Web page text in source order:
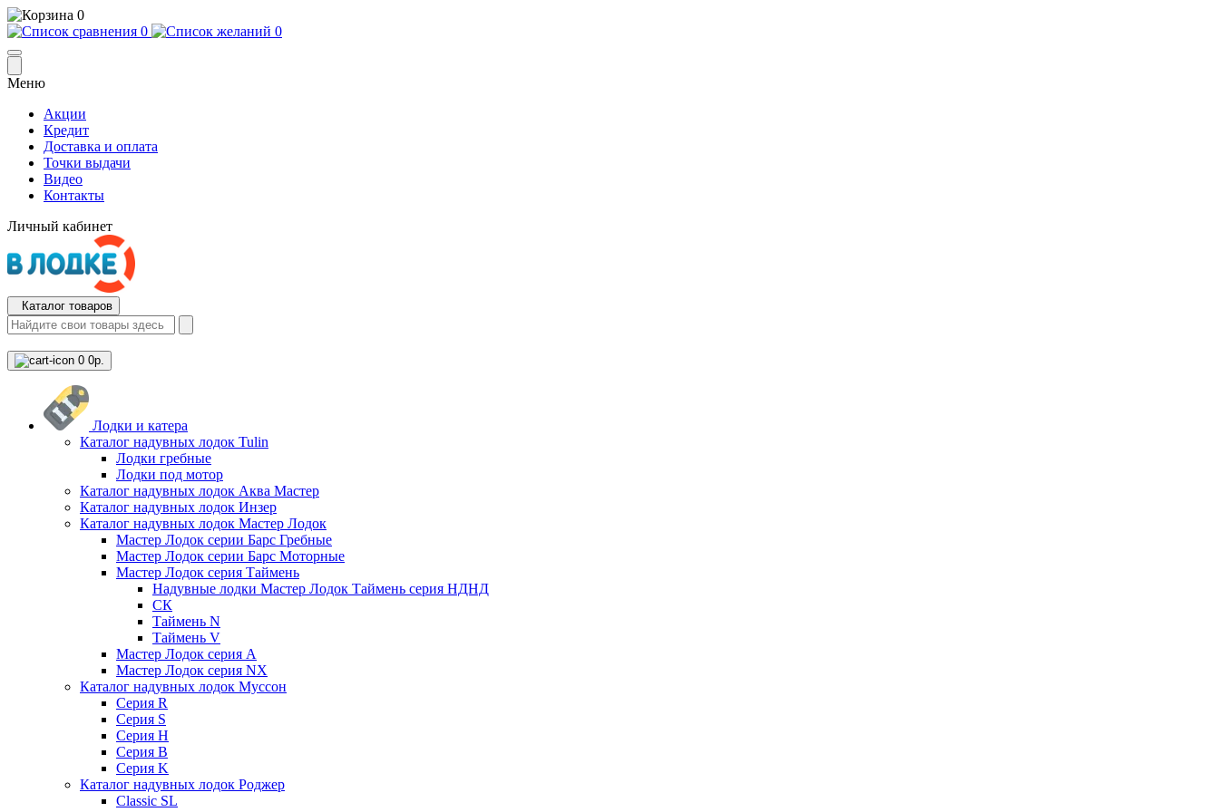
0
0
0
Меню
Акции
Кредит
Доставка и оплата
Точки выдачи
Видео
Контакты
Личный кабинет
Каталог товаров
0 0р.
Лодки и катера
Каталог надувных лодок Tulin
Лодки гребные
Лодки под мотор
Каталог надувных лодок Аква Мастер
Каталог надувных лодок Инзер
Каталог надувных лодок Мастер Лодок
Мастер Лодок серии Барс Гребные
Мастер Лодок серии Барс Моторные
Мастер Лодок серия Таймень
Надувные лодки Мастер Лодок Таймень серия НДНД
СК
Таймень N
Таймень V
Мастер Лодок серия А
Мастер Лодок серия NX
Каталог надувных лодок Муссон
Серия R
Серия S
Серия H
Серия B
Серия K
Каталог надувных лодок Роджер
Classic SL